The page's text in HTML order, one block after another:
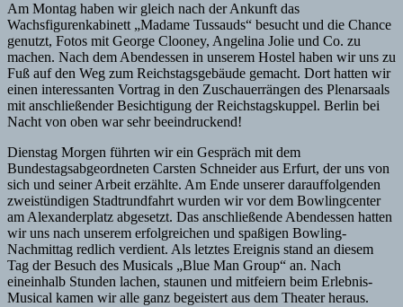
Am Montag haben wir gleich nach der Ankunft das
Wachsfigurenkabinett „Madame Tussauds“ besucht und die Chance
genutzt, Fotos mit George Clooney, Angelina Jolie und Co. zu
machen. Nach dem Abendessen in unserem Hostel haben wir uns zu
Fuß auf den Weg zum Reichstagsgebäude gemacht. Dort hatten wir
einen interessanten Vortrag in den Zuschauerrängen des Plenarsaals
mit anschließender Besichtigung der Reichstagskuppel. Berlin bei
Nacht von oben war sehr beeindruckend!
Dienstag Morgen führten wir ein Gespräch mit dem
Bundestagsabgeordneten Carsten Schneider aus Erfurt, der uns von
sich und seiner Arbeit erzählte. Am Ende unserer darauffolgenden
zweistündigen Stadtrundfahrt wurden wir vor dem Bowlingcenter
am Alexanderplatz abgesetzt. Das anschließende Abendessen hatten
wir uns nach unserem erfolgreichen und spaßigen Bowling-
Nachmittag redlich verdient. Als letztes Ereignis stand an diesem
Tag der Besuch des Musicals „Blue Man Group“ an. Nach
eineinhalb Stunden lachen, staunen und mitfeiern beim Erlebnis-
Musical kamen wir alle ganz begeistert aus dem Theater heraus.